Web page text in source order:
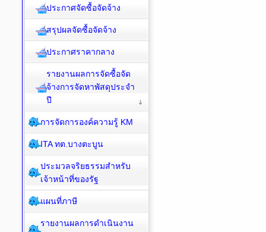
ประกาศจัดซื้อจัดจ้าง
สรุปผลจัดซื้อจัดจ้าง
ประกาศราคากลาง
รายงานผลการจัดซื้อจัด
จ้างการจัดหาพัสดุประจำ
ปี
การจัดการองค์ความรู้ KM
ITA ทต.บางตะบูน
ประมวลจริยธรรมสำหรับ
เจ้าหน้าที่ของรัฐ
แผนที่ภาษี
รายงานผลการดำเนินงาน